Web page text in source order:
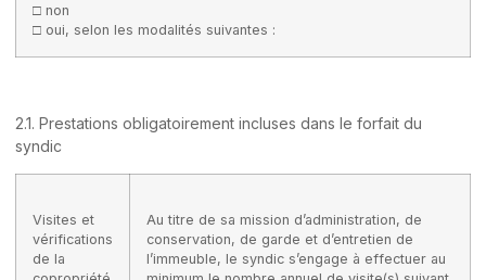
□ non
□ oui, selon les modalités suivantes :
2.1. Prestations obligatoirement incluses dans le forfait du
syndic
Visites et
vérifications
de la
Au titre de sa mission d’administration, de
conservation, de garde et d’entretien de
l’immeuble, le syndic s’engage à effectuer au